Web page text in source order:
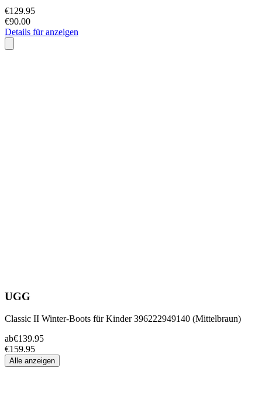
€129.95
€90.00
Details für anzeigen
UGG
Classic II Winter-Boots für Kinder 396222949140 (Mittelbraun)
ab€139.95
€159.95
Alle anzeigen